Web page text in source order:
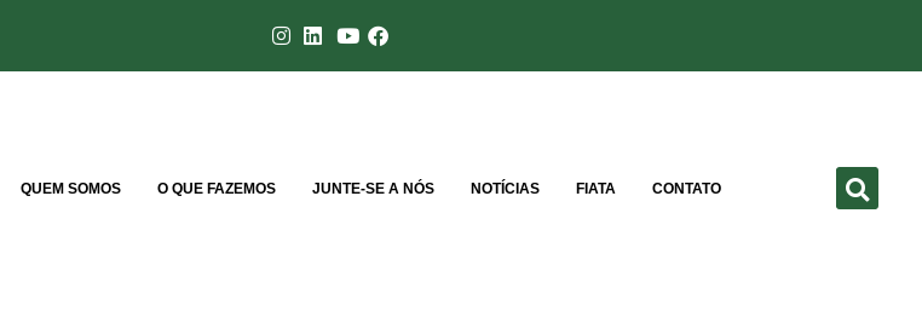
QUEM SOMOS O QUE FAZEMOS JUNTE-SE A NÓS NOTÍCIAS FIATA CONTATO